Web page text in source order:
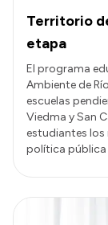
Territorio
etapa
El programa
Ambiente de
escuelas
Viedma y San
estudiantes los
política pública